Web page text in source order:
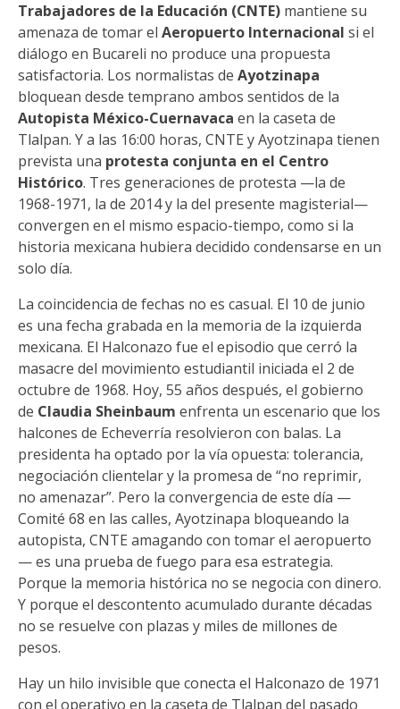
Trabajadores de la Educación (CNTE) mantiene su
amenaza de tomar el Aeropuerto Internacional si el
diálogo en Bucareli no produce una propuesta
satisfactoria. Los normalistas de Ayotzinapa
bloquean desde temprano ambos sentidos de la
Autopista México-Cuernavaca en la caseta de
Tlalpan. Y a las 16:00 horas, CNTE y Ayotzinapa tienen
prevista una protesta conjunta en el Centro
Histórico. Tres generaciones de protesta —la de
1968-1971, la de 2014 y la del presente magisterial—
convergen en el mismo espacio-tiempo, como si la
historia mexicana hubiera decidido condensarse en un
solo día.
La coincidencia de fechas no es casual. El 10 de junio
es una fecha grabada en la memoria de la izquierda
mexicana. El Halconazo fue el episodio que cerró la
masacre del movimiento estudiantil iniciada el 2 de
octubre de 1968. Hoy, 55 años después, el gobierno
de Claudia Sheinbaum enfrenta un escenario que los
halcones de Echeverría resolvieron con balas. La
presidenta ha optado por la vía opuesta: tolerancia,
negociación clientelar y la promesa de “no reprimir,
no amenazar”. Pero la convergencia de este día —
Comité 68 en las calles, Ayotzinapa bloqueando la
autopista, CNTE amagando con tomar el aeropuerto
— es una prueba de fuego para esa estrategia.
Porque la memoria histórica no se negocia con dinero.
Y porque el descontento acumulado durante décadas
no se resuelve con plazas y miles de millones de
pesos.
Hay un hilo invisible que conecta el Halconazo de 1971
con el operativo en la caseta de Tlalpan del pasado